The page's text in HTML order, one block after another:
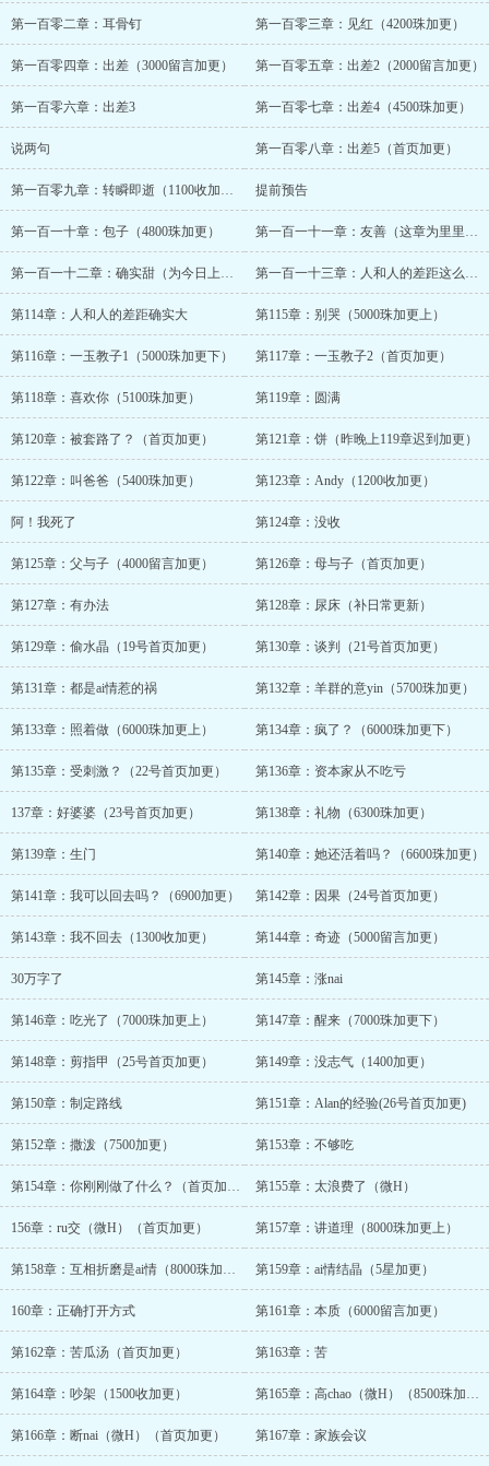
第一百零二章：耳骨钉 第一百零三章：见红（4200珠加更）
第一百零四章：出差（3000留言加更） 第一百零五章：出差2（2000留言加更）
第一百零六章：出差3 第一百零七章：出差4（4500珠加更）
说两句 第一百零八章：出差5（首页加更）
第一百零九章：转瞬即逝（1100收加更） 提前预告
第一百一十章：包子（4800珠加更） 第一百一十一章：友善（这章为里里加更）
第一百一十二章：确实甜（为今日上了20000人气加更） 第一百一十三章：人和人的差距这么大吗
第114章：人和人的差距确实大 第115章：别哭（5000珠加更上）
第116章：一玉教子1（5000珠加更下） 第117章：一玉教子2（首页加更）
第118章：喜欢你（5100珠加更） 第119章：圆满
第120章：被套路了？（首页加更） 第121章：饼（昨晚上119章迟到加更）
第122章：叫爸爸（5400珠加更） 第123章：Andy（1200收加更）
阿！我死了 第124章：没收
第125章：父与子（4000留言加更） 第126章：母与子（首页加更）
第127章：有办法 第128章：尿床（补日常更新）
第129章：偷水晶（19号首页加更） 第130章：谈判（21号首页加更）
第131章：都是ai情惹的祸 第132章：羊群的意yin（5700珠加更）
第133章：照着做（6000珠加更上） 第134章：疯了？（6000珠加更下）
第135章：受刺激？（22号首页加更） 第136章：资本家从不吃亏
137章：好婆婆（23号首页加更） 第138章：礼物（6300珠加更）
第139章：生门 第140章：她还活着吗？（6600珠加更）
第141章：我可以回去吗？（6900加更） 第142章：因果（24号首页加更）
第143章：我不回去（1300收加更） 第144章：奇迹（5000留言加更）
30万字了 第145章：涨nai
第146章：吃光了（7000珠加更上） 第147章：醒来（7000珠加更下）
第148章：剪指甲（25号首页加更） 第149章：没志气（1400加更）
第150章：制定路线 第151章：Alan的经验(26号首页加更)
第152章：撒泼（7500加更） 第153章：不够吃
第154章：你刚刚做了什么？（首页加更） 第155章：太浪费了（微H）
156章：ru交（微H）（首页加更） 第157章：讲道理（8000珠加更上）
第158章：互相折磨是ai情（8000珠加更下） 第159章：ai情结晶（5星加更）
160章：正确打开方式 第161章：本质（6000留言加更）
第162章：苦瓜汤（首页加更） 第163章：苦
第164章：吵架（1500收加更） 第165章：高chao（微H）（8500珠加更）
第166章：断nai（微H）（首页加更） 第167章：家族会议